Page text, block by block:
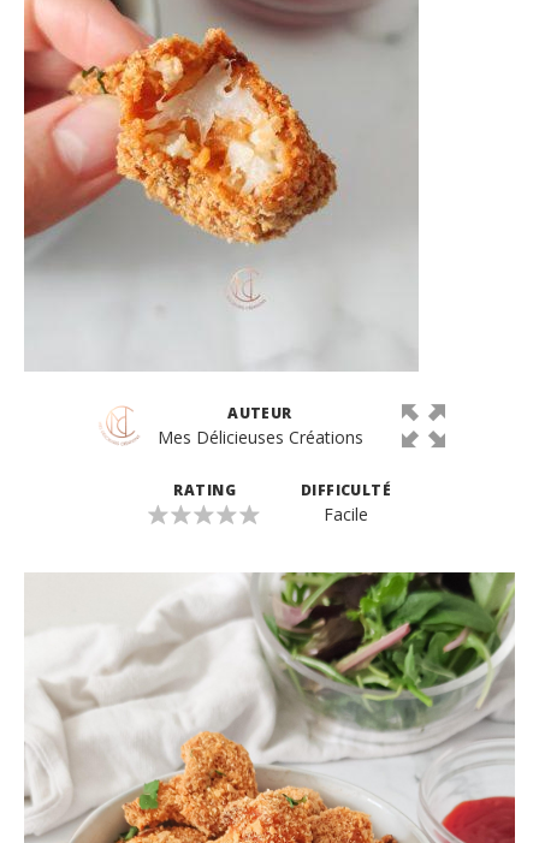
AUTEUR
Mes Délicieuses Créations
RATING DIFFICULTÉ
Facile